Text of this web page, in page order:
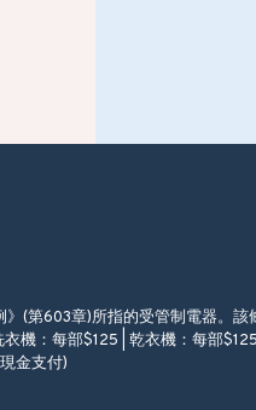
(第603章)所指的受管制電器。
機：每部$125 | 乾衣機：每部
金支付)